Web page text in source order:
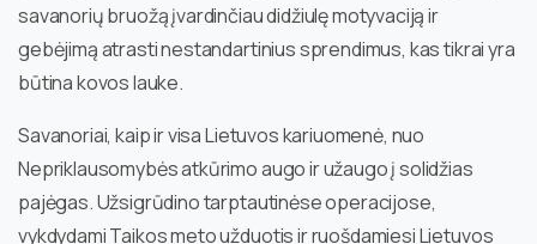
savanorių bruožą įvardinčiau didžiulę motyvaciją ir
gebėjimą atrasti nestandartinius sprendimus, kas tikrai yra
būtina kovos lauke.
Savanoriai, kaip ir visa Lietuvos kariuomenė, nuo
Nepriklausomybės atkūrimo augo ir užaugo į solidžias
pajėgas. Užsigrūdino tarptautinėse operacijose,
vykdydami Taikos meto užduotis ir ruošdamiesi Lietuvos